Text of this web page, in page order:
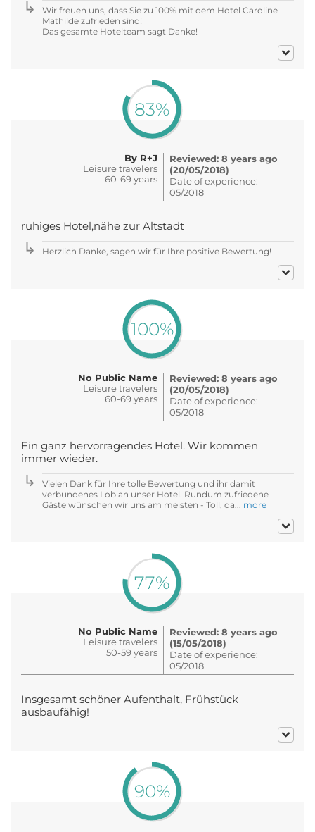
Wir freuen uns, dass Sie zu 100% mit dem Hotel Caroline
Mathilde zufrieden sind!
Das gesamte Hotelteam sagt Danke!
83%
By R+J
Leisure travelers
60-69 years
Reviewed: 8 years ago
(20/05/2018)
Date of experience:
05/2018
ruhiges Hotel,nähe zur Altstadt
Herzlich Danke, sagen wir für Ihre positive Bewertung!
100%
No Public Name
Leisure travelers
60-69 years
Reviewed: 8 years ago
(20/05/2018)
Date of experience:
05/2018
Ein ganz hervorragendes Hotel. Wir kommen
immer wieder.
Vielen Dank für Ihre tolle Bewertung und ihr damit
verbundenes Lob an unser Hotel. Rundum zufriedene
Gäste wünschen wir uns am meisten - Toll, da... more
77%
No Public Name
Leisure travelers
50-59 years
Reviewed: 8 years ago
(15/05/2018)
Date of experience:
05/2018
Insgesamt schöner Aufenthalt, Frühstück
ausbaufähig!
90%